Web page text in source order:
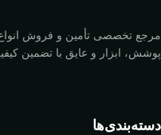
مرجع تخصصی تأمین و فروش
پوشش، ابزار و عایق با تضمین
دسته‌بندی‌ها